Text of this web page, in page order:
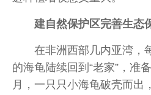
建自然保护区完善生态
在非洲西部几内亚湾，
的海龟陆续回到“老家”，准
月，一只只小海龟破壳而出